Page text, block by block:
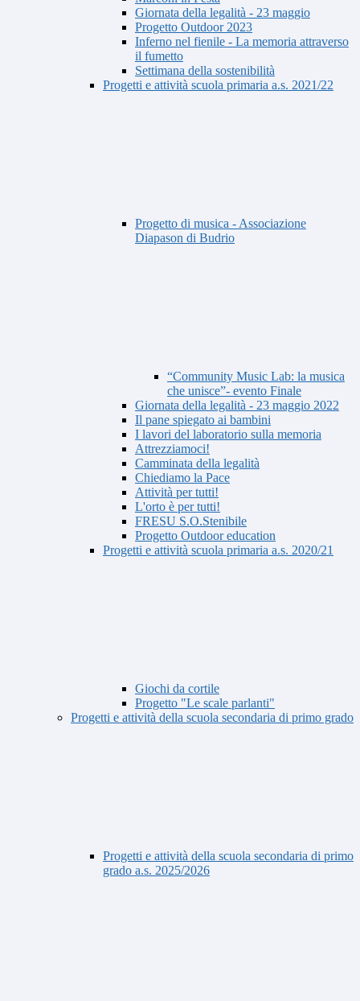
Giornata della legalità - 23 maggio
Progetto Outdoor 2023
Inferno nel fienile - La memoria attraverso
il fumetto
Settimana della sostenibilità
Progetti e attività scuola primaria a.s. 2021/22
Progetto di musica - Associazione
Diapason di Budrio
“Community Music Lab: la musica
che unisce”- evento Finale
Giornata della legalità - 23 maggio 2022
Il pane spiegato ai bambini
I lavori del laboratorio sulla memoria
Attrezziamoci!
Camminata della legalità
Chiediamo la Pace
Attività per tutti!
L'orto è per tutti!
FRESU S.O.Stenibile
Progetto Outdoor education
Progetti e attività scuola primaria a.s. 2020/21
Giochi da cortile
Progetto "Le scale parlanti"
Progetti e attività della scuola secondaria di primo grado
Progetti e attività della scuola secondaria di primo
grado a.s. 2025/2026